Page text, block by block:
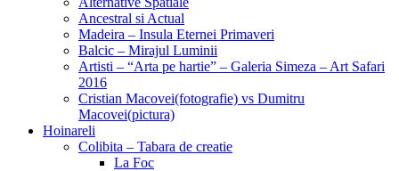
Ancestral si Actual
Madeira – Insula Eternei Primaveri
Balcic – Mirajul Luminii
Artisti – “Arta pe hartie” – Galeria Simeza – Art Safari
2016
Cristian Macovei(fotografie) vs Dumitru
Macovei(pictura)
Hoinareli
Colibita – Tabara de creatie
La Foc